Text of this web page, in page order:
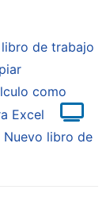
de trabajo
como
Excel
Nuevo libro de